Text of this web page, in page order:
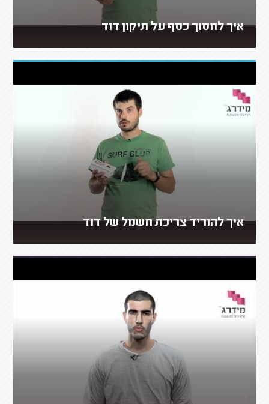
איך לחסוך כסף על תיקון דוד
איך להוריד צריכת חשמל של דוד